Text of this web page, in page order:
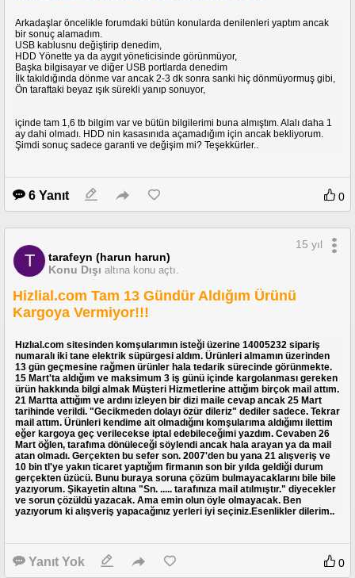
Arkadaşlar öncelikle forumdaki bütün konularda denilenleri yaptım ancak
bir sonuç alamadım.
USB kablusnu değiştirip denedim,
HDD Yönette ya da aygıt yöneticisinde görünmüyor,
Başka bilgisayar ve diğer USB portlarda denedim
İlk takıldığında dönme var ancak 2-3 dk sonra sanki hiç dönmüyormuş gibi,
Ön taraftaki beyaz ışık sürekli yanıp sonuyor,
içinde tam 1,6 tb bilgim var ve bütün bilgilerimi buna almıştım. Alalı daha 1
ay dahi olmadı. HDD nin kasasınıda açamadığım için ancak bekliyorum.
Şimdi sonuç sadece garanti ve değişim mi? Teşekkürler..
6 Yanıt 0
T
tarafeyn (harun harun)
Konu Dışı altına konu açtı.
15 yıl
Hizlial.com Tam 13 Gündür Aldığım Ürünü
Kargoya Vermiyor!!!
Hızlıal.com sitesinden komşularımın isteği üzerine 14005232 sipariş
numaralı iki tane elektrik süpürgesi aldım. Ürünleri almamın üzerinden
13 gün geçmesine rağmen ürünler hala tedarik sürecinde görünmekte.
15 Mart'ta aldığım ve maksimum 3 iş günü içinde kargolanması gereken
ürün hakkında bilgi almak Müşteri Hizmetlerine attığım birçok mail attım.
21 Martta attığım ve ardını izleyen bir dizi maile cevap ancak 25 Mart
tarihinde verildi. "Gecikmeden dolayı özür dileriz" dediler sadece. Tekrar
mail attım. Ürünleri kendime ait olmadığını komşularıma aldığımı ilettim
eğer kargoya geç verilecekse iptal edebileceğimi yazdım. Cevaben 26
Mart öğlen, tarafıma dönüleceği söylendi ancak hala arayan ya da mail
atan olmadı. Gerçekten bu sefer son. 2007'den bu yana 21 alışveriş ve
10 bin tl'ye yakın ticaret yaptığım firmanın son bir yılda geldiği durum
gerçekten üzücü. Bunu buraya soruna çözüm bulmayacaklarını bile bile
yazıyorum. Şikayetin altına "Sn. ..... tarafınıza mail atılmıştır." diyecekler
ve sorun çözüldü yazacak. Ama emin olun öyle olmayacak. Ben
yazıyorum ki alışveriş yapacağınız yerleri iyi seçiniz.Esenlikler dilerim..
Yanıt Yok 0